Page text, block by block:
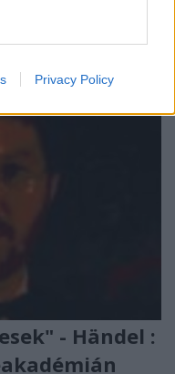
Privacy Policy
- Händel :